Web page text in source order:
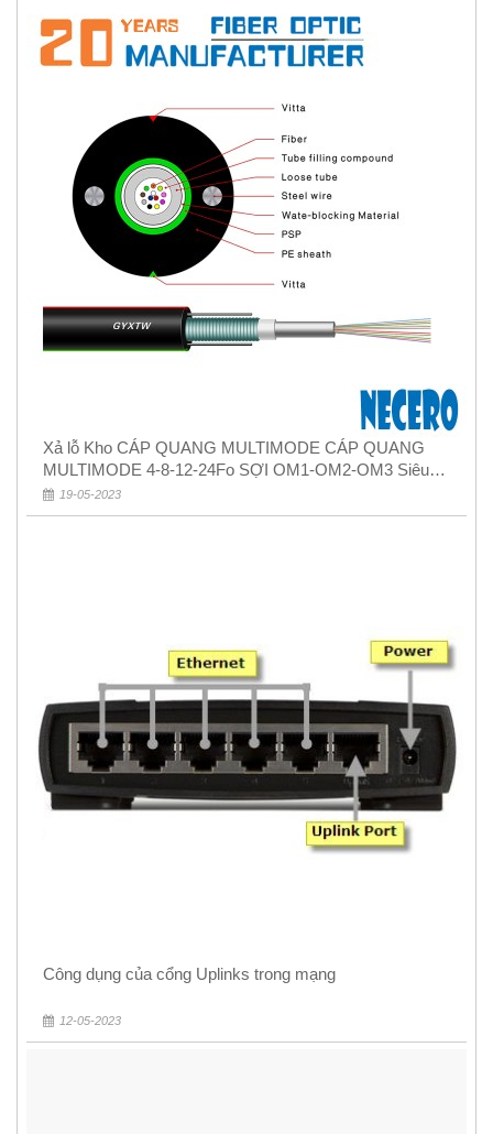
Xả lỗ Kho CÁP QUANG MULTIMODE CÁP QUANG
MULTIMODE 4-8-12-24Fo SỢI OM1-OM2-OM3 Siêu
Rẻ 5k
19-05-2023
Công dụng của cổng Uplinks trong mạng
12-05-2023